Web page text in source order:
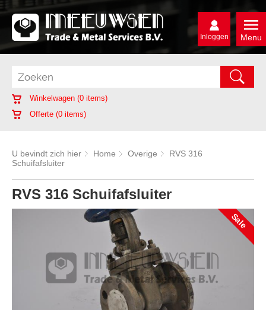
Menu
Inloggen
Winkelwagen (0 items)
Offerte (0 items)
U bevindt zich hier Home Overige
RVS 316
Schuifafsluiter
RVS 316 Schuifafsluiter
Sale